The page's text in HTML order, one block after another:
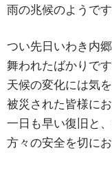
雨の兆候のようです
つい先日いわき内
舞われたばかりです
天候の変化には気
被災された皆様に
一日も早い復旧と
方々の安全を切に